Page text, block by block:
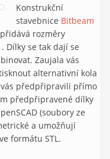
Konstrukční
stavebnice Bitbeam
is external)rozměry
(link is external)
. Dílky se tak dají se
Zaujala vás
alternativní kola
předpřipravili přímo
předpřipravené dílky
(soubory ze
a umožňují
formátu STL.